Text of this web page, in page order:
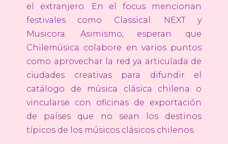
el extranjero. En el focus mencionan
festivales como Classical: NEXT y
Musicora. Asimismo, esperan que
Chilemúsica colabore en varios puntos
como aprovechar la red ya articulada de
ciudades creativas para difundir el
catálogo de música clásica chilena o
vincularse con oficinas de exportación
de países que no sean los destinos
típicos de los músicos clásicos chilenos.